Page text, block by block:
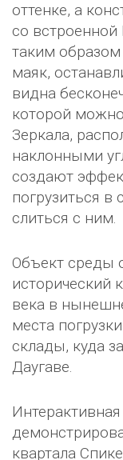
оттенке, а
со встроенной
таким
маяк,
видна
которой
Зеркала,
наклонными
создают
погрузиться в
слиться с ним.
Объект среды
исторический
века в
места
склады, куда
Даугаве.
квартала